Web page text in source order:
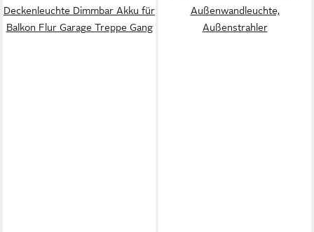
Deckenleuchte Dimmbar Akku für
Balkon Flur Garage Treppe Gang
Außenwandleuchte,
Außenstrahler